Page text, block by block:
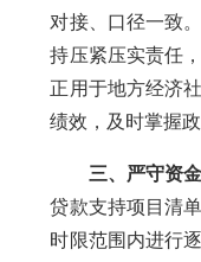
对接、口径一致
持压紧压实责任
正用于地方经济
绩效，及时掌握
三、严守资金
贷款支持项目清
时限范围内进行